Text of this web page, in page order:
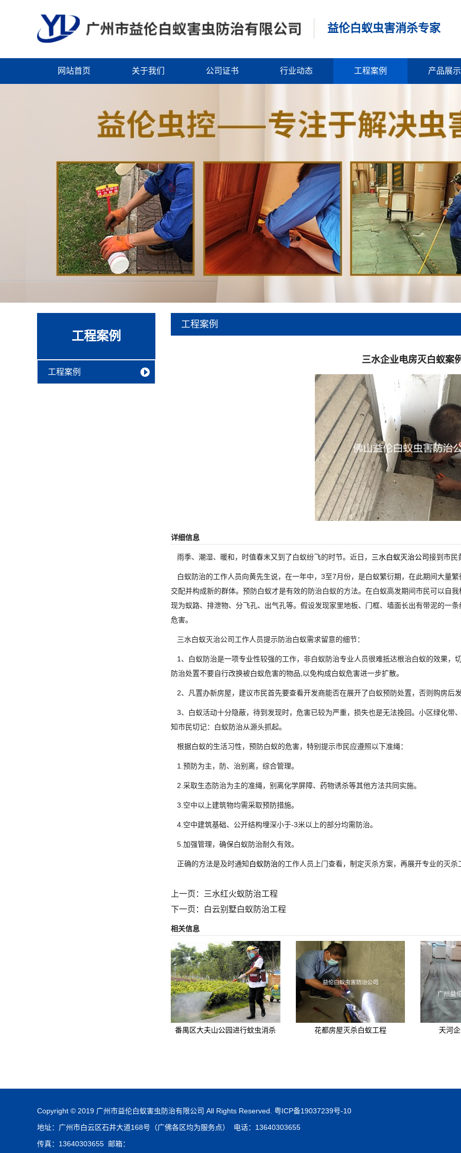
益伦白蚁虫害消杀专家
网站首页 关于我们 公司证书 行业动态 工程案例 产品展示
工程案例
工程案例
工程案例
三水企业电房灭白蚁案
详细信息
雨季、潮湿、暖和，时值春末又到了白蚁纷飞的时节。近日， 三水白蚁灭治公司接到市民
白蚁防治的工作人员向黄先生说，在一年中，3至7月份，是白蚁繁衍期，在此期间大量
交配并构成新的群体。预防白蚁才是有效的防治白蚁的方法。在白蚁高发期间市民可以自
现为蚁路、排泄物、分飞孔、出气孔等。假设发现家里地板、门框、墙面长出有带泥的一
危害。
三水白蚁灭治公司工作人员提示防治白蚁需求留意的细节：
1、白蚁防治是一项专业性较强的工作，非白蚁防治专业人员很难抵达根治白蚁的效果，
防治处置不要自行改换被白蚁危害的物品,以免构成白蚁危害进一步扩散。
2、凡置办新房屋，建议市民首先要查看开发商能否在展开了白蚁预防处置，否则购房后
3、白蚁活动十分隐蔽，待到发现时，危害已较为严重，损失也是无法挽回。小区绿化带
知市民切记：白蚁防治从源头抓起。
根据白蚁的生活习性，预防白蚁的危害，特别提示市民应遵照以下准绳：
1.预防为主，防、治别离，综合管理。
2.采取生态防治为主的准绳，别离化学屏障、药物诱杀等其他方法共同实施。
3.空中以上建筑物均需采取预防措施。
4.空中建筑基础、公开结构埋深小于-3米以上的部分均需防治。
5.加强管理，确保白蚁防治耐久有效。
正确的方法是及时通知 白蚁防治的工作人员上门查看，制定灭杀方案，再展开专业的灭杀
上一页：
三水红火蚁防治工程
下一页：
白云别墅白蚁防治工程
相关信息
番禺区大夫山公园进行蚊虫​消杀 花都房屋灭杀白蚁工程 天河
Copyright © 2019 广州市益伦白蚁害虫防治有限公司 All Rights Reserved. 粤ICP备19037239号-10
地址：广州市白云区石井大道168号（广佛各区均为服务点） 电话：13640303655
传真：13640303655 邮箱：